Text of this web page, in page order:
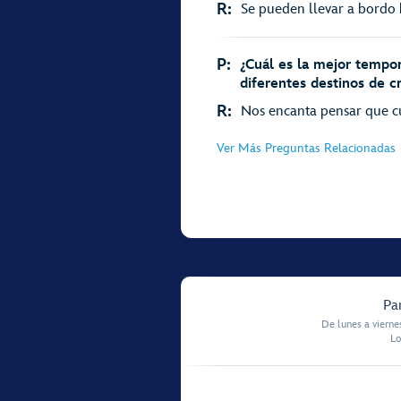
R: Se pueden llevar a bordo
P: ¿Cuál es la mejor
diferentes destinos de
R: Nos encanta pensar que
Ver Más Preguntas Relacionadas
De lunes a